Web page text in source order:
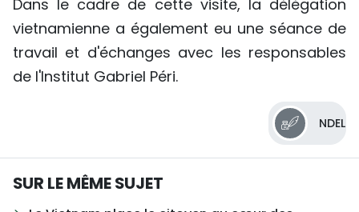
Dans le cadre de cette visite, la délégation
vietnamienne a également eu une séance de
travail et d'échanges avec les responsables
de l'Institut Gabriel Péri.
NDEL
SUR LE MÊME SUJET